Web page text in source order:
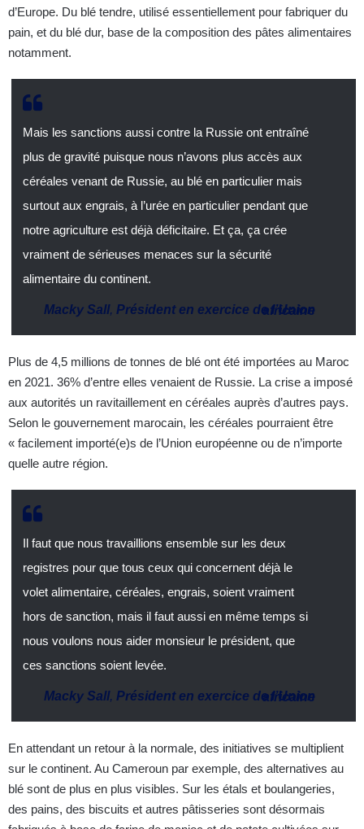
d’Europe. Du blé tendre, utilisé essentiellement pour fabriquer du
pain, et du blé dur, base de la composition des pâtes alimentaires
notamment.
Mais les sanctions aussi contre la Russie ont entraîné
plus de gravité puisque nous n’avons plus accès aux
céréales venant de Russie, au blé en particulier mais
surtout aux engrais, à l’urée en particulier pendant que
notre agriculture est déjà déficitaire. Et ça, ça crée
vraiment de sérieuses menaces sur la sécurité
alimentaire du continent.
Macky Sall, Président en exercice de l’Union africaine
Plus de 4,5 millions de tonnes de blé ont été importées au Maroc
en 2021. 36% d’entre elles venaient de Russie. La crise a imposé
aux autorités un ravitaillement en céréales auprès d’autres pays.
Selon le gouvernement marocain, les céréales pourraient être
« facilement importé(e)s de l’Union européenne ou de n’importe
quelle autre région.
Il faut que nous travaillions ensemble sur les deux
registres pour que tous ceux qui concernent déjà le
volet alimentaire, céréales, engrais, soient vraiment
hors de sanction, mais il faut aussi en même temps si
nous voulons nous aider monsieur le président, que
ces sanctions soient levée.
Macky Sall, Président en exercice de l’Union africaine
En attendant un retour à la normale, des initiatives se multiplient
sur le continent. Au Cameroun par exemple, des alternatives au
blé sont de plus en plus visibles. Sur les étals et boulangeries,
des pains, des biscuits et autres pâtisseries sont désormais